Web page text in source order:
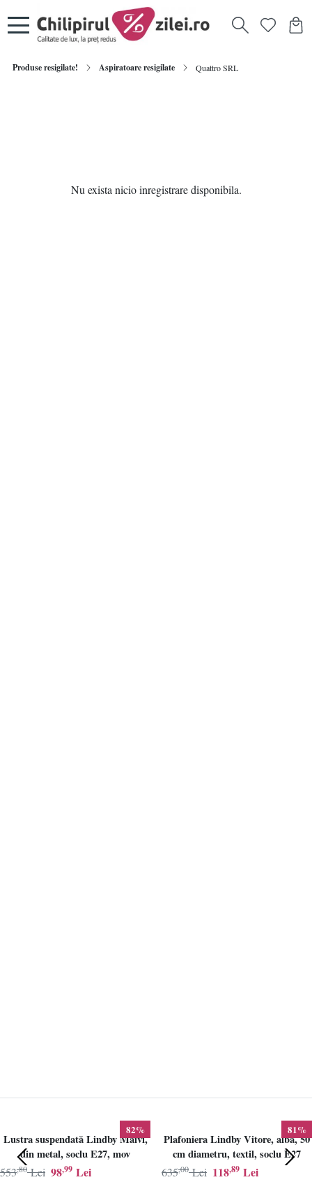
Produse resigilate! Aspiratoare resigilate Quattro SRL
Nu exista nicio inregistrare disponibila.
82%
Lustra suspendată Lindby Maivi,
din metal, soclu E27, mov
98,99 Lei
553,80 Lei
81%
Plafoniera Lindby Vitore, alba, 50
cm diametru, textil, soclu E27
118,89 Lei
635,00 Lei